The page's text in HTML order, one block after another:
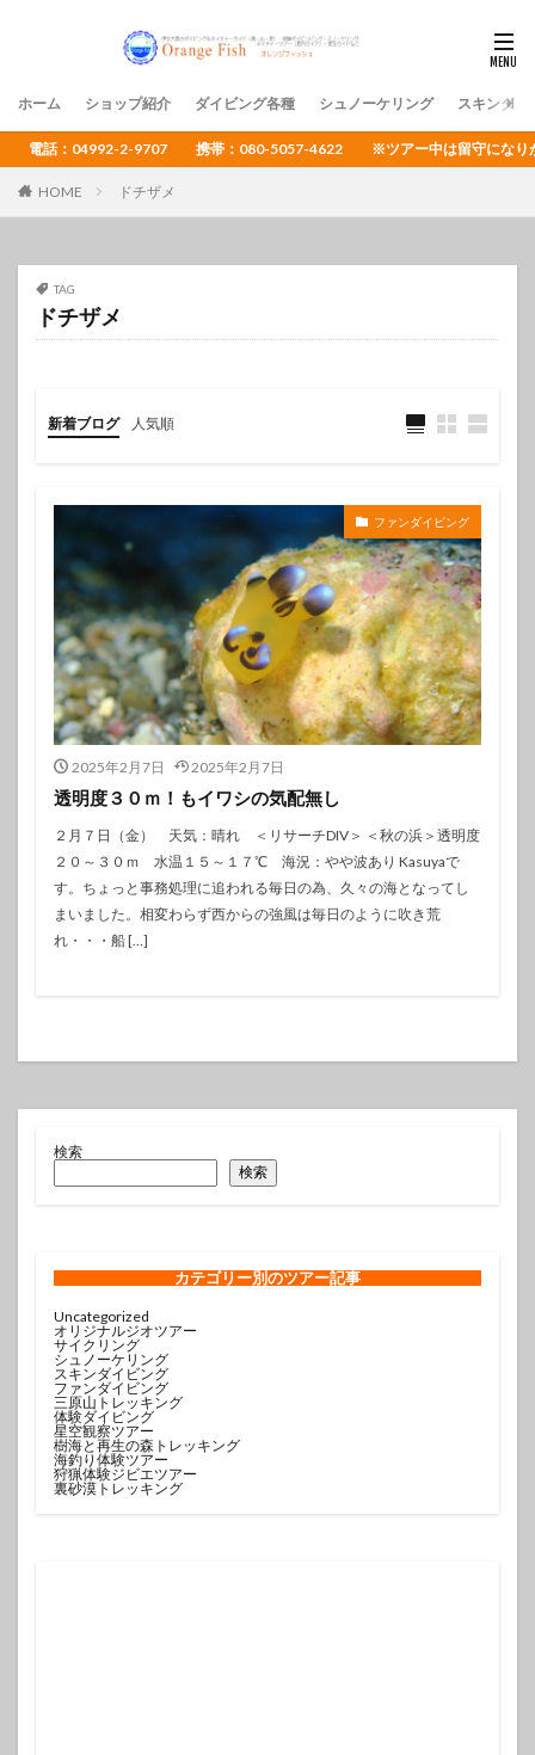
ホーム ショップ紹介 ダイビング各種 シュノーケリング スキンダイ
電話：04992-2-9707 携帯：080-5057-4622 ※ツアー中は留守になりがち
HOME ドチザメ
TAG
ドチザメ
新着ブログ 人気順
ファンダイビング
2025年2月7日 2025年2月7日
透明度３０ｍ！もイワシの気配無し
２月７日（金） 天気：晴れ ＜リサーチDIV＞ ＜秋の浜＞透明度
２０～３０ｍ 水温１５～１７℃ 海況：やや波あり Kasuyaで
す。ちょっと事務処理に追われる毎日の為、久々の海となってし
まいました。相変わらず西からの強風は毎日のように吹き荒
れ・・・船 […]
検索
検索
カテゴリー別のツアー記事
Uncategorized
オリジナルジオツアー
サイクリング
シュノーケリング
スキンダイビング
ファンダイビング
三原山トレッキング
体験ダイビング
星空観察ツアー
樹海と再生の森トレッキング
海釣り体験ツアー
狩猟体験ジビエツアー
裏砂漠トレッキング